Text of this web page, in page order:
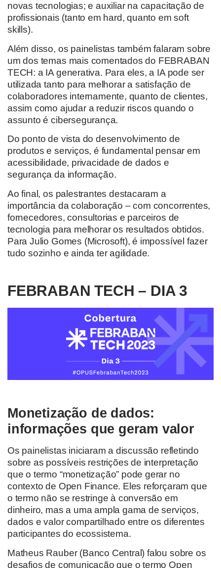
novas tecnologias; e auxiliar na capacitação de
profissionais (tanto em hard, quanto em soft
skills).
Além disso, os painelistas também falaram sobre
um dos temas mais comentados do FEBRABAN
TECH: a IA generativa. Para eles, a IA pode ser
utilizada tanto para melhorar a satisfação de
colaboradores internamente, quanto de clientes,
assim como ajudar a reduzir riscos quando o
assunto é cibersegurança.
Do ponto de vista do desenvolvimento de
produtos e serviços, é fundamental pensar em
acessibilidade, privacidade de dados e
segurança da informação.
Ao final, os palestrantes destacaram a
importância da colaboração – com concorrentes,
fornecedores, consultorias e parceiros de
tecnologia para melhorar os resultados obtidos.
Para Julio Gomes (Microsoft), é impossível fazer
tudo sozinho e ainda ter agilidade.
FEBRABAN TECH – DIA 3
Monetização de dados:
informações que geram valor
Os painelistas iniciaram a discussão refletindo
sobre as possíveis restrições de interpretação
que o termo “monetização” pode gerar no
contexto de Open Finance. Eles reforçaram que
o termo não se restringe à conversão em
dinheiro, mas a uma ampla gama de serviços,
dados e valor compartilhado entre os diferentes
participantes do ecossistema.
Matheus Rauber (Banco Central) falou sobre os
desafios de comunicação que o termo Open